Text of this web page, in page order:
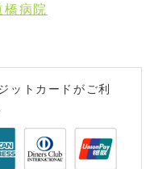
橋病院
ットカードがご利